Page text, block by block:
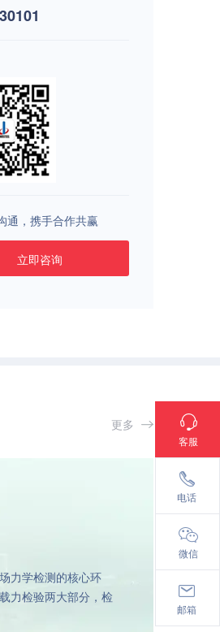
通，携手合作共赢
立即咨询
更多
力学检测的核心环
力检验两大部分，检
客服
电话
微信
邮箱
info@cst.ac.cn